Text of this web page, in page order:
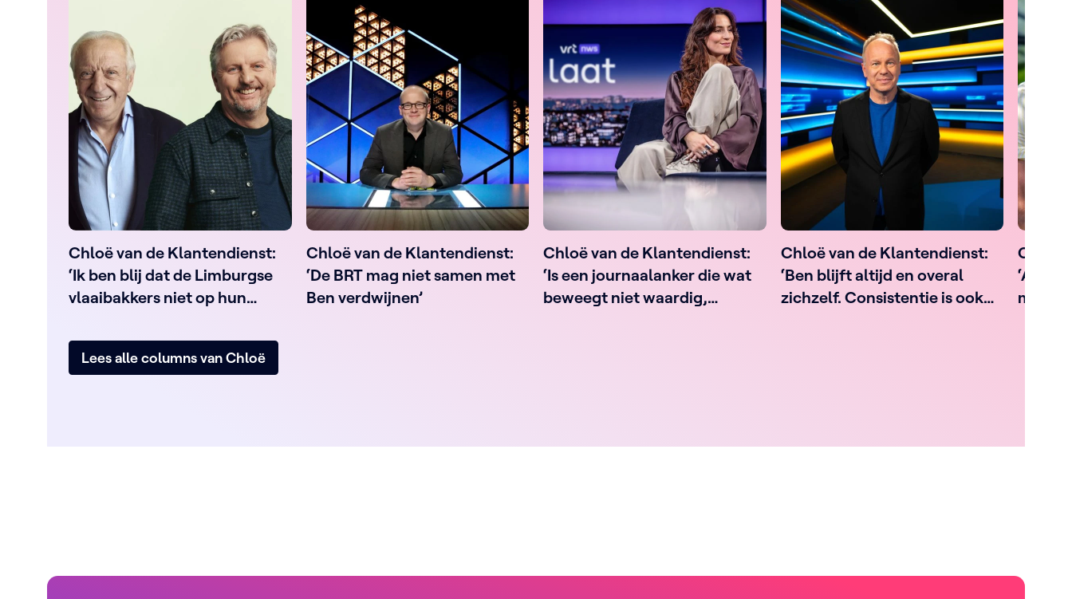
Chloë van de Klantendienst:
‘Ik ben blij dat de Limburgse
vlaaibakkers niet op hun
Chloë van de Klantendienst:
‘De BRT mag niet samen met
Ben verdwijnen’
Chloë van de Klantendienst:
‘Is een journaalanker die wat
beweegt niet waardig,
Chloë van de Klantendienst:
‘Ben blijft altijd en overal
zichzelf. Consistentie is ook
Chloë
‘Als
mag
Lees alle columns van Chloë